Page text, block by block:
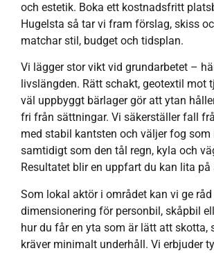
och estetik. Boka ett kostnadsfritt
Hugelsta så tar vi fram förslag, skiss
matchar stil, budget och tidsplan.
Vi lägger stor vikt vid grundarbetet –
livslängden. Rätt schakt, geotextil mot
väl uppbyggt bärlager gör att ytan
fri från sättningar. Vi säkerställer fall
med stabil kantsten och väljer fog
samtidigt som den tål regn, kyla och
Resultatet blir en uppfart du kan lita på
Som lokal aktör i området kan vi ge råd
dimensionering för personbil, skåpbil
hur du får en yta som är lätt att skotta,
kräver minimalt underhåll. Vi erbjuder